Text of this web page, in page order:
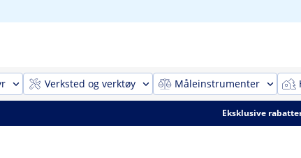
Verksted og verktøy Måleinstrumenter
Eksklusive